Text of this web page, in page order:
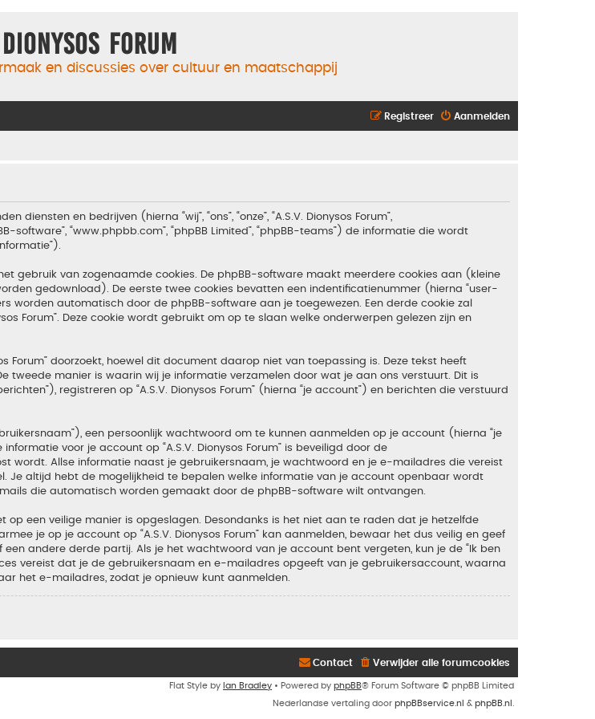
Forum
en discussies over cultuur en maatschappij
Aanmelden
Registreer
en bedrijven (hierna “wij”, “ons”, “onze”, “A.S.V. Dionysos Forum”,
software”, “www.phpbb.com”, “phpBB Limited”, “phpBB-teams”) de informatie die wordt
gebruik van zogenaamde cookies. De phpBB-software maakt meerdere cookies aan (kleine
gedownload). De eerste twee cookies bevatten een indentificatienummer (hierna “user-
worden automatisch door de phpBB-software aan je toegewezen. Een derde cookie zal
Forum”. Deze cookie wordt gebruikt om op te slaan welke onderwerpen gelezen zijn en
Forum” doorzoekt, hoewel dit document daarop niet van toepassing is. Deze tekst heeft
tweede manier is waarin wij je informatie verzamelen door wat je aan ons verstuurt. Dit is
registreren op “A.S.V. Dionysos Forum” (hierna “je account”) en berichten die verstuurd
een persoonlijk wachtwoord om te kunnen aanmelden op je account (hierna “je
voor je account op “A.S.V. Dionysos Forum” is beveiligd door de
wordt. Allse informatie naast je gebruikersnaam, je wachtwoord en je e-mailadres die vereist
Je altijd hebt de mogelijkheid te bepalen welke informatie van je account openbaar wordt
die automatisch worden gemaakt door de phpBB-software wilt ontvangen.
een veilige manier is opgeslagen. Desondanks is het niet aan te raden dat je hetzelfde
je op je account op “A.S.V. Dionysos Forum” kan aanmelden, bewaar het dus veilig en geef
een andere derde partij. Als je het wachtwoord van je account bent vergeten, kun je de “Ik ben
vereist dat je de gebruikersnaam en e-mailadres opgeeft van je gebruikersaccount, waarna
het e-mailadres, zodat je opnieuw kunt aanmelden.
Verwijder alle forumcookies
Contact
Flat Style by Ian Bradley • Powered by phpBB® Forum Software © phpBB Limited
Nederlandse vertaling door phpBBservice.nl & phpBB.nl